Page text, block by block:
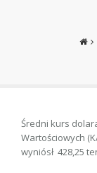
Średni kurs
Wartościowych
wyniósł 428,25